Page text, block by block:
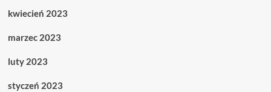
kwiecień 2023
marzec 2023
luty 2023
styczeń 2023